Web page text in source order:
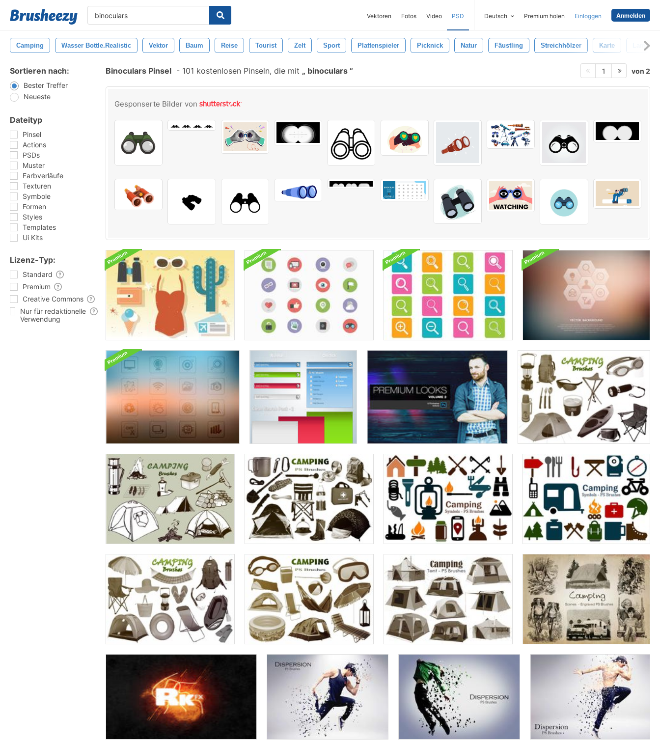
Vektoren Fotos Video PSD Deutsch Premium holen Einloggen Anmelden
Camping Wasser Bottle.realistic Vektor Baum Reise Tourist Zelt Sport Plattenspieler Picknick Natur Fäustling Streichhölzer Karte Lampe
Sortieren nach:
Bester Treffer
Neueste
Dateityp
Pinsel
Actions
PSDs
Muster
Farbverläufe
Texturen
Symbole
Formen
Styles
Templates
Ui Kits
Lizenz-Typ:
Standard
Premium
Creative Commons
Nur für redaktionelle
Verwendung
Binoculars Pinsel - 101 kostenlosen Pinseln, die mit binoculars 1 von 2
Gesponserte Bilder von